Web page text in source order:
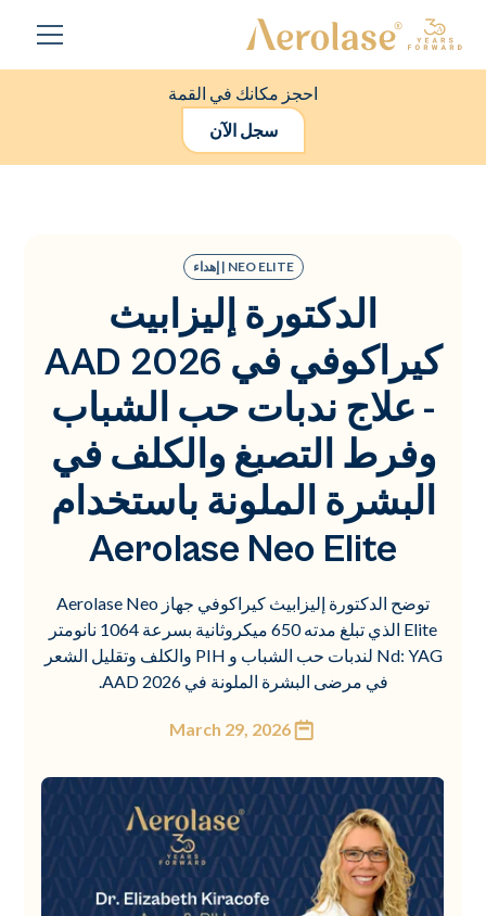
احجز مكانك في القمة
سجل الآن
NEO ELITE | إهداء
الدكتورة إليزابيث
كيراكوفي في AAD 2026
- علاج ندبات حب الشباب
وفرط التصبغ والكلف في
البشرة الملونة باستخدام
Aerolase Neo Elite
توضح الدكتورة إليزابيث كيراكوفي جهاز Aerolase Neo
Elite الذي تبلغ مدته 650 ميكروثانية بسرعة 1064 نانومتر
Nd: YAG لندبات حب الشباب و PIH والكلف وتقليل الشعر
في مرضى البشرة الملونة في AAD 2026.
March 29, 2026